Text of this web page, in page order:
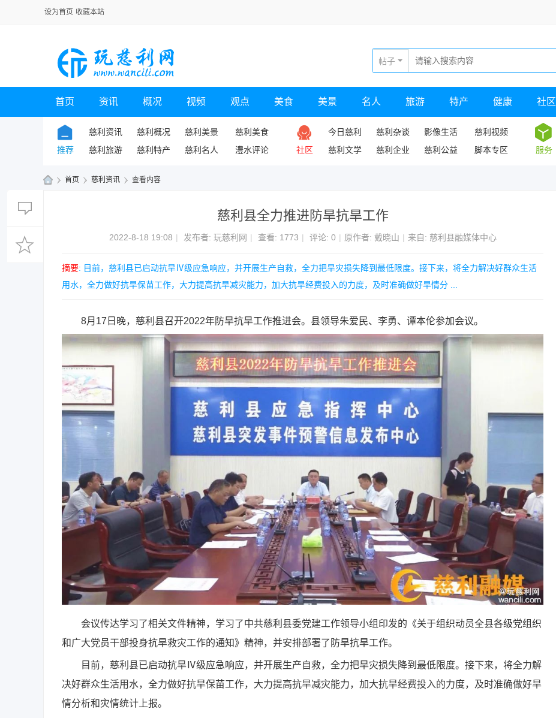
设为首页 收藏本站
帖子
首页 资讯 概况 视频 观点 美食 美景 名人 旅游 特产 健康 社区
推荐
慈利资讯 慈利概况 慈利美景
慈利美食
慈利旅游
慈利特产 慈利名人 澧水评论 社区
今日慈利 慈利杂谈 影像生活
慈利视频
慈利文学
慈利企业 慈利公益 脚本专区 服务
› 首页 › 慈利资讯 › 查看内容
慈利县全力推进防旱抗旱工作
2022-8-18 19:08 | 发布者: 玩慈利网 | 查看: 1773 | 评论: 0 | 原作者: 戴晓山 | 来自: 慈利县融媒体中心
摘要: 目前，慈利县已启动抗旱Ⅳ级应急响应，并开展生产自救，全力把旱灾损失降到最低限度。接下来，将全力解决好群众生活
用水，全力做好抗旱保苗工作，大力提高抗旱减灾能力，加大抗旱经费投入的力度，及时准确做好旱情分 ...
8月17日晚，慈利县召开2022年防旱抗旱工作推进会。县领导朱爱民、李勇、谭本伦参加会议。
会议传达学习了相关文件精神，学习了中共慈利县委党建工作领导小组印发的《关于组织动员全县各级党组织
和广大党员干部投身抗旱救灾工作的通知》精神，并安排部署了防旱抗旱工作。
目前，慈利县已启动抗旱Ⅳ级应急响应，并开展生产自救，全力把旱灾损失降到最低限度。接下来，将全力解
决好群众生活用水，全力做好抗旱保苗工作，大力提高抗旱减灾能力，加大抗旱经费投入的力度，及时准确做好旱
情分析和灾情统计上报。